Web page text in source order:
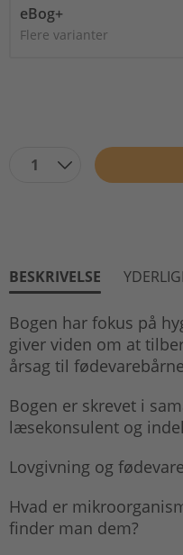
eBog+
Flere varianter
1
BESKRIVELSE
Bogen har fokus på
giver viden om at
årsag til
Bogen er skrevet i
læsekonsulent og
Lovgivning og
Hvad er
finder man dem?